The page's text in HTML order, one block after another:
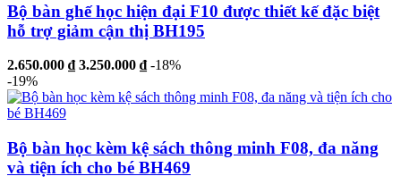
Bộ bàn ghế học hiện đại F10 được thiết kế đặc biệt
hỗ trợ giảm cận thị BH195
2.650.000 ₫ 3.250.000 ₫ -18%
-19%
Bộ bàn học kèm kệ sách thông minh F08, đa năng
và tiện ích cho bé BH469